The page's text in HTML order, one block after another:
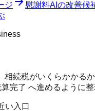
ジ 慰謝料AI の改善候
相続税がいくらかかる
完了 へ進めるように
い入口